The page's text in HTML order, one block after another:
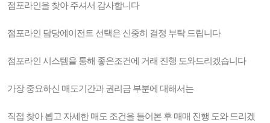
점포라인을 찾아 주셔서 감사합니다
점포라인 담당에이전트 선택은 신중히 결정 부탁 드립니다
점포라인 시스템을 통해 좋은조건에 거래 진행 도와드리겠습니다
가장 중요하신 매도기간과 권리금 부분에 대해서는
직접 찾아 뵙고 자세한 매도 조건을 들어본 후 매매 진행 도와 드리겠